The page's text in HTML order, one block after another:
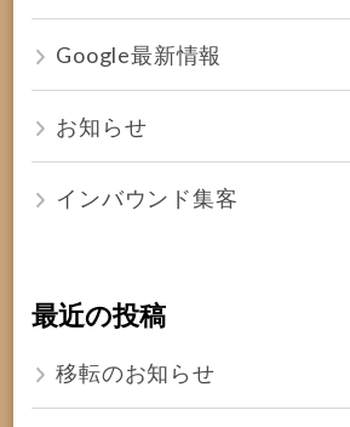
Google最新情報
お知らせ
インバウンド集客
最近の投稿
移転のお知らせ